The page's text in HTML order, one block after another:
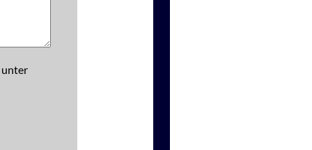
unter